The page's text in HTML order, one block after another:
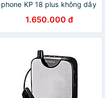
phone KP 18 plus không dây
1.650.000 đ